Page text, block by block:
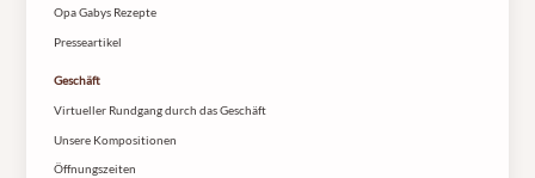
Opa Gabys Rezepte
Presseartikel
Geschäft
Virtueller Rundgang durch das Geschäft
Unsere Kompositionen
Öffnungszeiten